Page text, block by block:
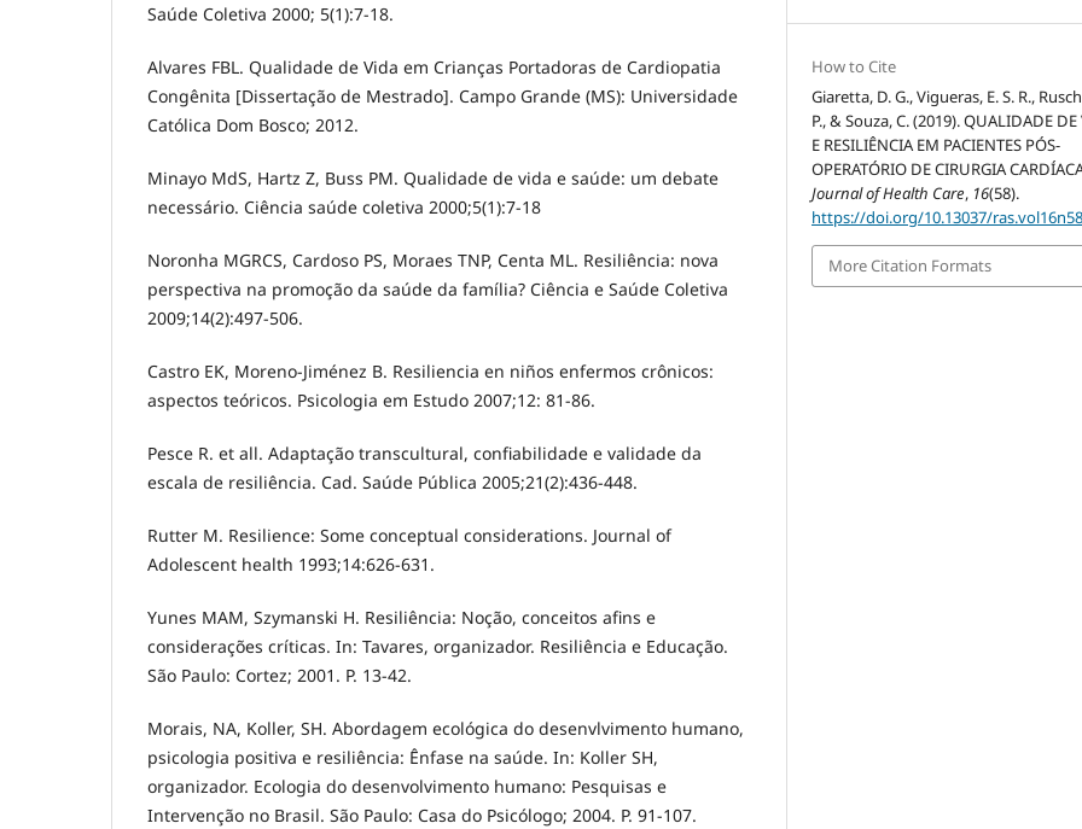
Saúde Coletiva 2000; 5(1):7-18.
Alvares FBL. Qualidade de Vida em Crianças Portadoras de Cardiopatia
Congênita [Dissertação de Mestrado]. Campo Grande (MS): Universidade
Católica Dom Bosco; 2012.
Minayo MdS, Hartz Z, Buss PM. Qualidade de vida e saúde: um debate
necessário. Ciência saúde coletiva 2000;5(1):7-18
Noronha MGRCS, Cardoso PS, Moraes TNP, Centa ML. Resiliência: nova
perspectiva na promoção da saúde da família? Ciência e Saúde Coletiva
2009;14(2):497-506.
Castro EK, Moreno-Jiménez B. Resiliencia en niños enfermos crônicos:
aspectos teóricos. Psicologia em Estudo 2007;12: 81-86.
Pesce R. et all. Adaptação transcultural, confiabilidade e validade da
escala de resiliência. Cad. Saúde Pública 2005;21(2):436-448.
Rutter M. Resilience: Some conceptual considerations. Journal of
Adolescent health 1993;14:626-631.
Yunes MAM, Szymanski H. Resiliência: Noção, conceitos afins e
considerações críticas. In: Tavares, organizador. Resiliência e Educação.
São Paulo: Cortez; 2001. P. 13-42.
Morais, NA, Koller, SH. Abordagem ecológica do desenvlvimento humano,
psicologia positiva e resiliência: Ênfase na saúde. In: Koller SH,
organizador. Ecologia do desenvolvimento humano: Pesquisas e
Intervenção no Brasil. São Paulo: Casa do Psicólogo; 2004. P. 91-107.
How to Cite
Giaretta, D. G., Vigueras, E. S. R.,
P., & Souza, C. (2019). QUALIDADE
E RESILIÊNCIA EM PACIENTES PÓS-
OPERATÓRIO DE CIRURGIA
Journal of Health Care, 16(58).
https://doi.org/10.13037/
More Citation Formats